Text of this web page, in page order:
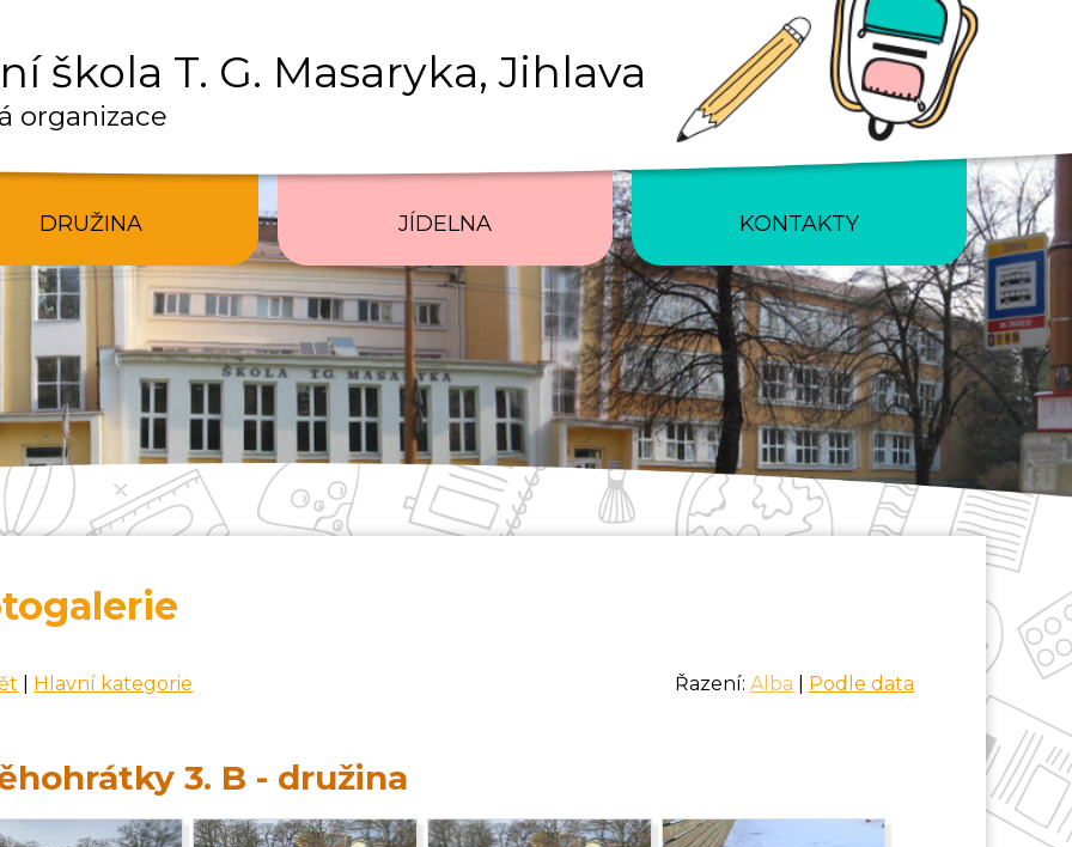
škola T. G. Masaryka, Jihlava
organizace
DRUŽINA JÍDELNA KONTAKTY
Řazení: Alba Podle data
Hlavní kategorie
3. B - družina